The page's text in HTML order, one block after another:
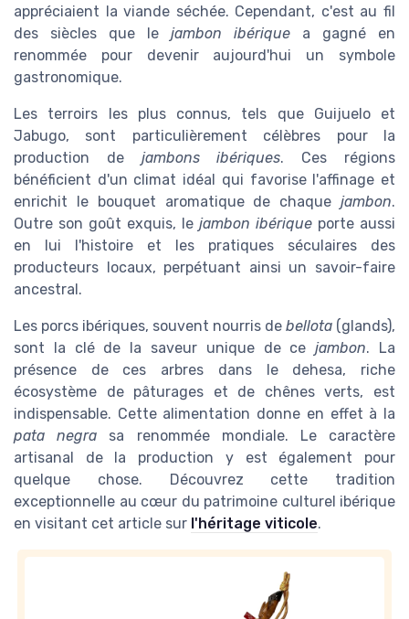
appréciaient la viande séchée. Cependant, c'est au fil
des siècles que le jambon ibérique a gagné en
renommée pour devenir aujourd'hui un symbole
gastronomique.
Les terroirs les plus connus, tels que Guijuelo et
Jabugo, sont particulièrement célèbres pour la
production de jambons ibériques. Ces régions
bénéficient d'un climat idéal qui favorise l'affinage et
enrichit le bouquet aromatique de chaque jambon.
Outre son goût exquis, le jambon ibérique porte aussi
en lui l'histoire et les pratiques séculaires des
producteurs locaux, perpétuant ainsi un savoir-faire
ancestral.
Les porcs ibériques, souvent nourris de bellota (glands),
sont la clé de la saveur unique de cejambon. La
présence de ces arbres dans le dehesa, riche
écosystème de pâturages et de chênes verts, est
indispensable. Cette alimentation donne en effet à la
pata negra sa renommée mondiale. Le caractère
artisanal de la production y est également pour
quelque chose. Découvrez cette tradition
exceptionnelle au cœur du patrimoine culturel ibérique
en visitant cet article sur l'héritage viticole.